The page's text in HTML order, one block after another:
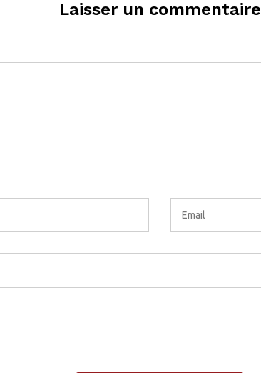
Laisser un commentaire